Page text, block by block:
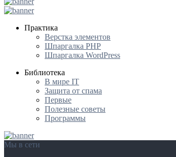
Практика
Верстка элементов
Шпаргалка PHP
Шпаргалка WordPress
Библиотека
В мире IT
Защита от спама
Первые
Полезные советы
Программы
Мы в сети